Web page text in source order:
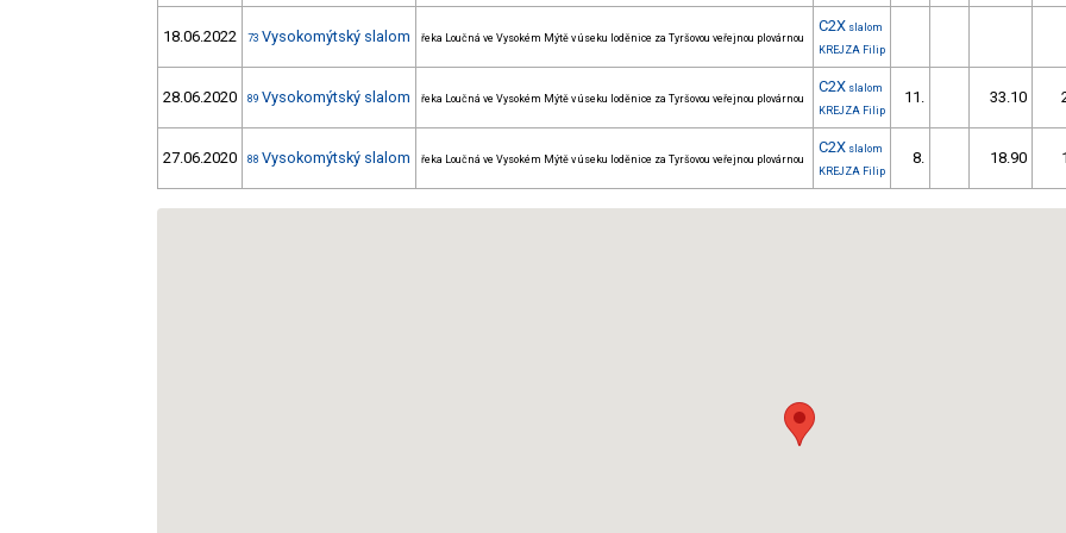
18.06.2022 73 Vysokomýtský slalom řeka Loučná ve Vysokém Mýtě v úseku loděnice za Tyršovou veřejnou plovárnou
C2X slalom
KREJZA Filip
28.06.2020 89 Vysokomýtský slalom řeka Loučná ve Vysokém Mýtě v úseku loděnice za Tyršovou veřejnou plovárnou
C2X slalom
KREJZA Filip
11. 33.10
27.06.2020 88 Vysokomýtský slalom řeka Loučná ve Vysokém Mýtě v úseku loděnice za Tyršovou veřejnou plovárnou
C2X slalom
KREJZA Filip
8. 18.90